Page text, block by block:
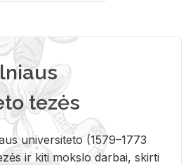
tezės
universiteto (1579–1773
ir kiti mokslo darbai, skirti